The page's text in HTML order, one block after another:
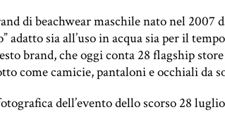
di beachwear maschile nato nel 2007
adatto sia all’uso in acqua sia per il
brand, che oggi conta 28 flagship
come camicie, pantaloni e occhiali da
dell’evento dello scorso 28